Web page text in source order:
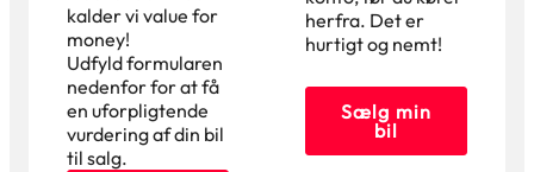
kalder vi value for
money!
Udfyld formularen
nedenfor for at få
en uforpligtende
vurdering af din bil
til salg.
herfra. Det er
hurtigt og nemt!
Sælg min
bil